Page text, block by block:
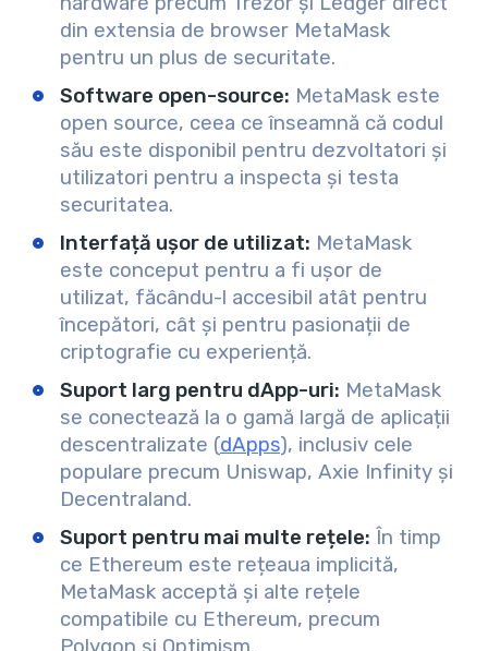
din extensia de browser MetaMask
pentru un plus de securitate.
Software open-source: MetaMask este
open source, ceea ce înseamnă că codul
său este disponibil pentru dezvoltatori și
utilizatori pentru a inspecta și testa
securitatea.
Interfață ușor de utilizat: MetaMask
este conceput pentru a fi ușor de
utilizat, făcându-l accesibil atât pentru
începători, cât și pentru pasionații de
criptografie cu experiență.
Suport larg pentru dApp-uri: MetaMask
se conectează la o gamă largă de aplicații
descentralizate (dApps), inclusiv cele
populare precum Uniswap, Axie Infinity și
Decentraland.
Suport pentru mai multe rețele: În timp
ce Ethereum este rețeaua implicită,
MetaMask acceptă și alte rețele
compatibile cu Ethereum, precum